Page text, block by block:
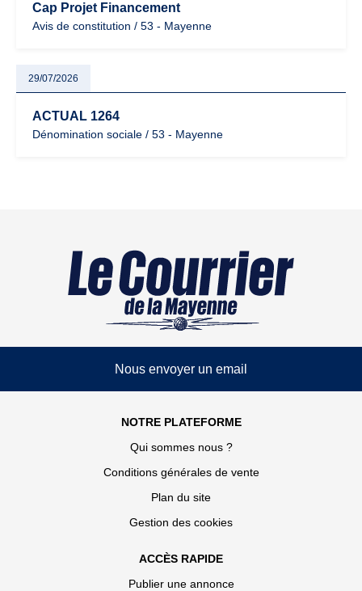
Cap Projet Financement
Avis de constitution / 53 - Mayenne
29/07/2026
ACTUAL 1264
Dénomination sociale / 53 - Mayenne
Nous envoyer un email
NOTRE PLATEFORME
Qui sommes nous ?
Conditions générales de vente
Plan du site
Gestion des cookies
ACCÈS RAPIDE
Publier une annonce